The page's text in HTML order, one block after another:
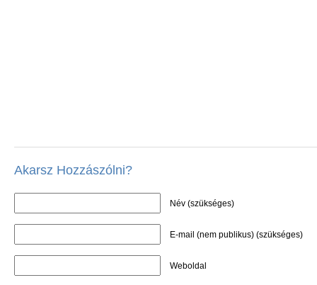
Akarsz Hozzászólni?
Név (szükséges)
E-mail (nem publikus) (szükséges)
Weboldal